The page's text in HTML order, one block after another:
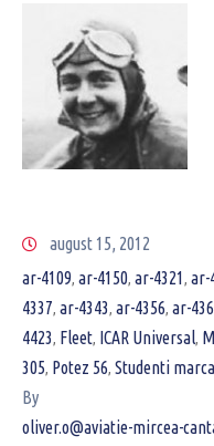
august 15, 2012
ar-4109‚ ar-4150‚ ar-4321 ‚ ar-
4337‚ ar-4343‚ ar-4356‚ ar-
4423‚ Fleet‚ ICAR Universal‚
305‚ Potez 56‚ Studenti
By
oliver.o@aviatie-mircea-